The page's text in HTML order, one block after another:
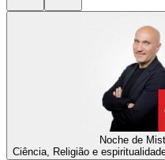
Noche de
Ciência, Religião e